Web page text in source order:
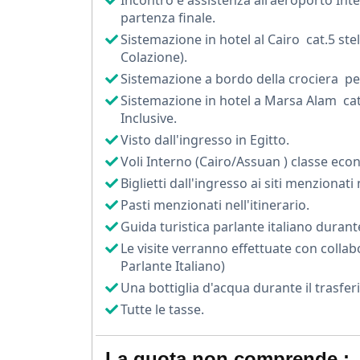
Durante la giornata visiterai anche
spettacolari al mondo, che custodisce
Dopo il Cairo volerai ad Assuan, dove
nave elegante potrai ammirare paesaggi
importanti dell’Egitto. Il viaggio include la
Philae, dedicato alla dea Iside.
Durante la navigazione scoprirai anche il
La crociera prosegue verso Luxor, spesso
Qui visiterai i grandiosi Templi di
occidentale, la leggendaria Valle dei Re e il
Dopo questa immersione nella storia, il
affascinanti del Mar Rosso. Qui potrai
cristalline e splendide barriere coralline.
partenza finale.
Sistemazione in hotel al Cairo cat.5
Colazione).
Sistemazione a bordo della crociera
Sistemazione in hotel a Marsa Alam
Inclusive.
Visto dall'ingresso in Egitto.
Voli Interno (Cairo/Assuan ) classe
Biglietti dall'ingresso ai siti menzionati
Pasti menzionati nell'itinerario.
Guida turistica parlante italiano
Le visite verranno effettuate con
Parlante Italiano)
Una bottiglia d'acqua durante il
Tutte le tasse.